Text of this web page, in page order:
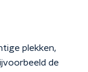
plekken,
de